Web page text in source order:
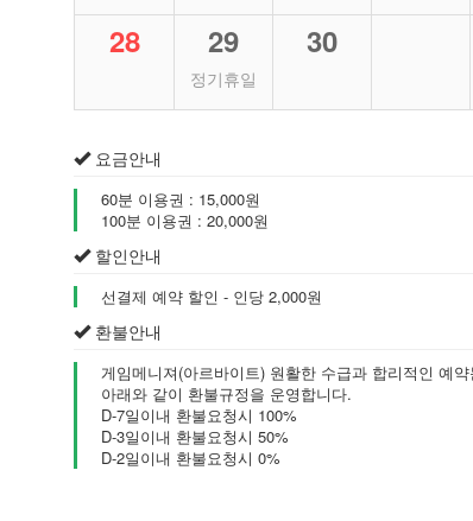
28 29
정기휴일
30
요금안내
60분 이용권 : 15,000원
100분 이용권 : 20,000원
할인안내
선결제 예약 할인 - 인당 2,000원
환불안내
게임메니져(아르바이트) 원활한 수급과 합리적인 예
아래와 같이 환불규정을 운영합니다.
D-7일이내 환불요청시 100%
D-3일이내 환불요청시 50%
D-2일이내 환불요청시 0%